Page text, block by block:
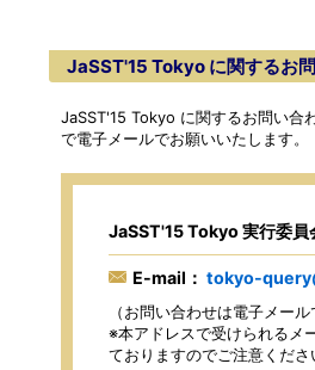
JaSST'15 Tokyo に関するお
JaSST'15 Tokyo に関するお問い合
で電子メールでお願いいたします。
JaSST'15 Tokyo 実行委員
E-mail： tokyo-
（お問い合わせは電子メー
※本アドレスで受けられるメ
ておりますのでご注意くださ